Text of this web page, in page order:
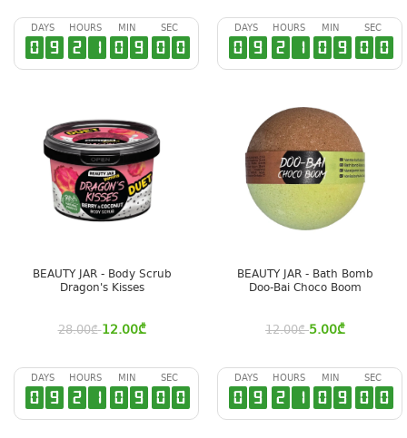
DAYS
0 9
HOURS
2 1
MIN
0 8
SEC
5 9
BEAUTY JAR - Body Scrub
Dragon's Kisses
28.00₾ 12.00₾
DAYS
0 9
HOURS
2 1
MIN
0 8
SEC
5 9
BEAUTY JAR - Bath Bomb
Doo-Bai Choco Boom
12.00₾ 5.00₾
DAYS
0 9
HOURS
2 1
MIN
0 8
SEC
5 9
DAYS
0 9
HOURS
2 1
MIN
0 8
SEC
5 9